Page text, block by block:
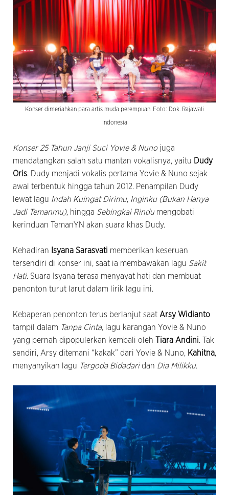
Konser dimeriahkan para artis muda perempuan. Foto: Dok. Rajawali
Indonesia
Konser 25 Tahun Janji Suci Yovie & Nunojuga
mendatangkan salah satu mantan vokalisnya, yaitu Dudy
Oris. Dudy menjadi vokalis pertama Yovie & Nuno sejak
awal terbentuk hingga tahun 2012. Penampilan Dudy
lewat lagu Indah Kuingat Dirimu, Inginku (Bukan Hanya
Jadi Temanmu), hingga Sebingkai Rindumengobati
kerinduan TemanYN akan suara khas Dudy.
Kehadiran Isyana Sarasvati memberikan keseruan
tersendiri di konser ini, saat ia membawakan lagu Sakit
Hati. Suara Isyana terasa menyayat hati dan membuat
penonton turut larut dalam lirik lagu ini.
Kebaperan penonton terus berlanjut saat Arsy Widianto
tampil dalam Tanpa Cinta, lagu karangan Yovie & Nuno
yang pernah dipopulerkan kembali oleh Tiara Andini. Tak
sendiri, Arsy ditemani “kakak” dari Yovie & Nuno, Kahitna,
menyanyikan lagu Tergoda Bidadaridan Dia Milikku.